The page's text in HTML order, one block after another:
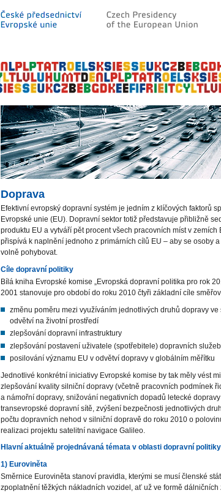
Doprava
Efektivní evropský dopravní systém je jedním z klíčových faktorů
Evropské unie (EU). Dopravní sektor totiž představuje přibližně
produktu EU a vytváří pět procent všech pracovních míst v
přispívá k naplnění jednoho z primárních cílů EU – aby se osoby
volně pohybovat.
Cíle dopravní politiky
Bílá kniha Evropské komise „Evropská dopravní politika pro rok
2001 stanovuje pro období do roku 2010 čtyři základní cíle
změnu poměru mezi využíváním jednotlivých druhů dopravy
odvětví na životní prostředí
zlepšování dopravní infrastruktury
zlepšování postavení uživatele (spotřebitele) dopravních služeb
posilování významu EU v odvětví dopravy v globálním měřítku
Jednotlivé konkrétní iniciativy Evropské komise by tak měly vést
zlepšování kvality silniční dopravy (včetně pracovních podmínek
a námořní dopravy, snižování negativních dopadů letecké
transevropské dopravní sítě, zvýšení bezpečnosti jednotlivých
počtu dopravních nehod v silniční dopravě do roku 2010 o
realizaci projektu satelitní navigace Galileo.
Hlavní aktuálně projednávaná témata v oblasti dopravní
1) Euroviněta
Směrnice Euroviněta stanoví pravidla, kterými se musí členské
zpoplatnění těžkých nákladních vozidel, ať už ve formě dálničních